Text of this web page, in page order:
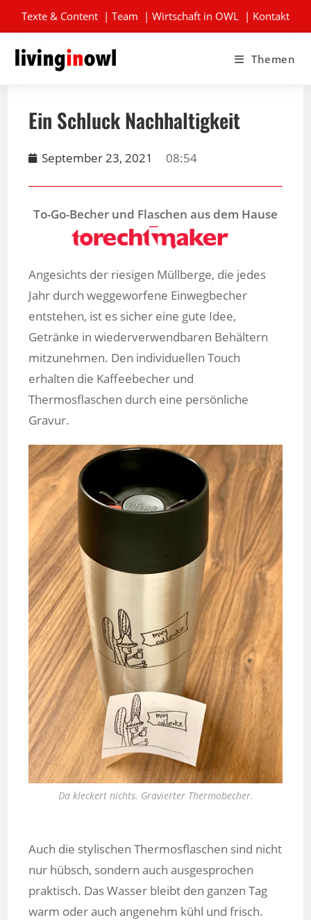
Texte & Content | Team | Wirtschaft in OWL | Kontakt
Themen
Ein Schluck Nachhaltigkeit
September 23, 2021 08:54
To-Go-Becher und Flaschen aus dem Hause
Angesichts der riesigen Müllberge, die jedes
Jahr durch weggeworfene Einwegbecher
entstehen, ist es sicher eine gute Idee,
Getränke in wiederverwendbaren Behältern
mitzunehmen. Den individuellen Touch
erhalten die Kaffeebecher und
Thermosflaschen durch eine persönliche
Gravur.
Da kleckert nichts. Gravierter Thermobecher.
Auch die stylischen Thermosflaschen sind nicht
nur hübsch, sondern auch ausgesprochen
praktisch. Das Wasser bleibt den ganzen Tag
warm oder auch angenehm kühl und frisch.